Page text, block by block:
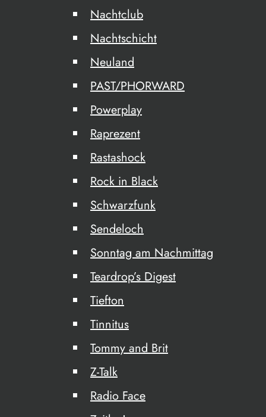
Nachtclub
Nachtschicht
Neuland
PAST/PHORWARD
Powerplay
Raprezent
Rastashock
Rock in Black
Schwarzfunk
Sendeloch
Sonntag am Nachmittag
Teardrop’s Digest
Tiefton
Tinnitus
Tommy and Brit
Z-Talk
Radio Face